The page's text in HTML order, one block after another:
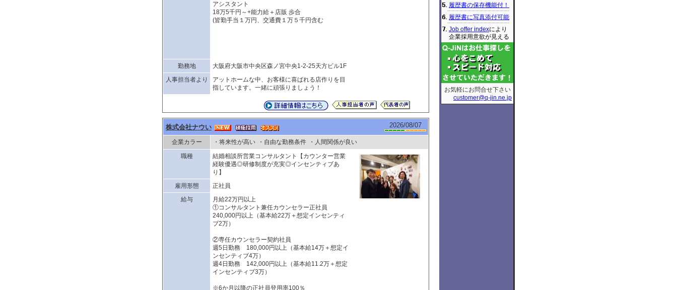
アシスタント
18万5千円～+能力給＋店販 歩合
(皆勤手当１万円、交通費１万５千円含む
勤務地
大阪府大阪市中央区森ノ宮中央1-2-25天方ビル1F
人事担当者より
アットホームな中、お客様に喜ばれる店作りを目
指しています。一緒に頑張りましょう！
株式会社ナウい 2026/08/07
企業カラー ・将来性が高い ・自由な勤務条件
・人間関係が良い
職種
結婚相談所営業コンサルタント【カウンター営業
経験優遇◎研修制度が充実◎インセンティブあ
り】
雇用形態
正社員
給与
月給22万円以上
①コンサルタント兼任カウンセラー正社員
240,000円以上（基本給22万＋想定インセンティ
ブ2万）
②専任カウンセラー契約社員
週5日勤務 180,000円以上（基本給14万＋想定イ
ンセンティブ4万）
週4日勤務 142,000円以上（基本給11.2万＋想定
インセンティブ3万）
※6か月以降の正社員登用率100％
履歴書の保存機能付！
履歴書に写真添付可能
Job offer indexにより
企業採用意欲が見える
お気軽にお問合せ下さい
customer@q-jin.ne.jp